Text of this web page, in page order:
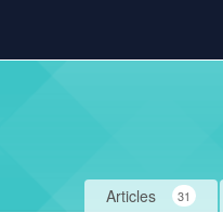
Articles 31